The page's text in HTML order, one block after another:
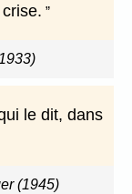
le dit, dans
(1945)